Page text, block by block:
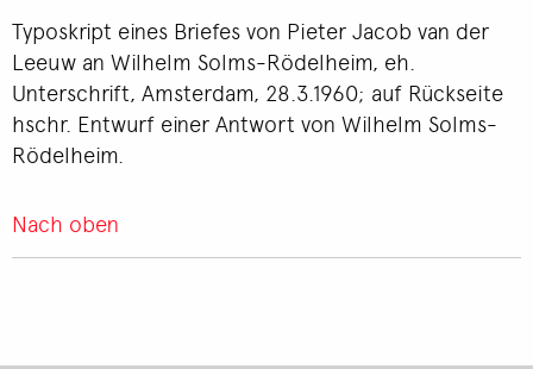
Typoskript eines Briefes von Pieter Jacob van der
Leeuw an Wilhelm Solms-Rödelheim, eh.
Unterschrift, Amsterdam, 28.3.1960; auf Rückseite
hschr. Entwurf einer Antwort von Wilhelm Solms-
Rödelheim.
Nach oben